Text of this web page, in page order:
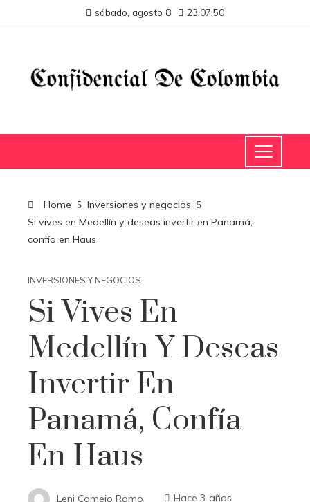
sábado, agosto 8 23:07:50
Home
Inversiones y negocios
Si vives en Medellín y deseas invertir en Panamá,
confía en Haus
INVERSIONES Y NEGOCIOS
Si Vives En
Medellín Y Deseas
Invertir En
Panamá, Confía
En Haus
Leni Comejo Romo Hace 3 años